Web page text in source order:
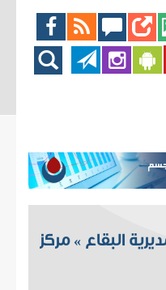
البقاع » مركز